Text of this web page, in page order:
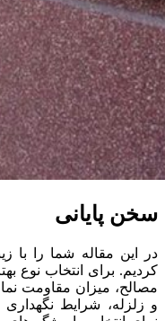
سخن پایانی
در این مقاله شما را با
کردیم. برای انتخاب نوع
مصالح، میزان مقاومت
و زلزله، شرایط